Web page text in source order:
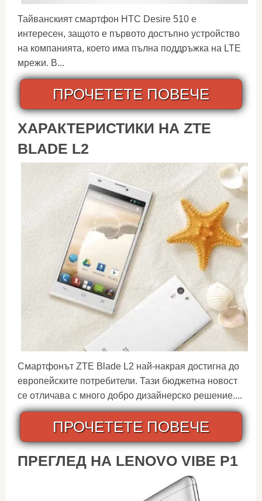
Тайванският смартфон HTC Desire 510 е
интересен, защото е първото достъпно устройство
на компанията, което има пълна поддръжка на LTE
мрежи. В...
ПРОЧЕТЕТЕ ПОВЕЧЕ
ХАРАКТЕРИСТИКИ НА ZTE
BLADE L2
Смартфонът ZTE Blade L2 най-накрая достигна до
европейските потребители. Тази бюджетна новост
се отличава с много добро дизайнерско решение....
ПРОЧЕТЕТЕ ПОВЕЧЕ
ПРЕГЛЕД НА LENOVO VIBE P1